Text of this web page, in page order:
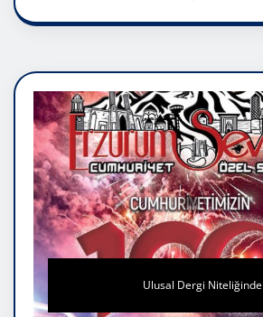
Ulusal Dergi Niteliğinde